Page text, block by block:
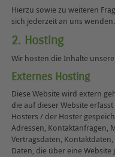
Hierzu sowie zu weiteren
sich jederzeit an uns wenden.
2. Hosting
Wir hosten die Inhalte
Externes Hosting
Diese Website wird extern
die auf dieser Website
Hosters / der Hoster
Adressen, Kontaktanfragen,
Vertragsdaten,
Daten, die über eine